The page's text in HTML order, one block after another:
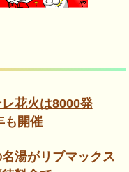
花火は8000発
も開催
湯がリブマックス